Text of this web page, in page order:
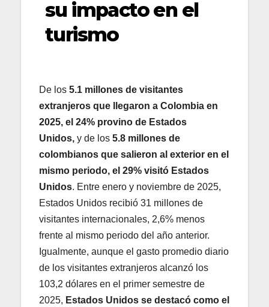
su impacto en el
turismo
De los 5.1 millones de visitantes
extranjeros que llegaron a Colombia en
2025, el 24% provino de Estados
Unidos, y de los 5.8 millones de
colombianos que salieron al exterior en el
mismo periodo, el 29% visitó Estados
Unidos. Entre enero y noviembre de 2025,
Estados Unidos recibió 31 millones de
visitantes internacionales, 2,6% menos
frente al mismo periodo del año anterior.
Igualmente, aunque el gasto promedio diario
de los visitantes extranjeros alcanzó los
103,2 dólares en el primer semestre de
2025, Estados Unidos se destacó como el